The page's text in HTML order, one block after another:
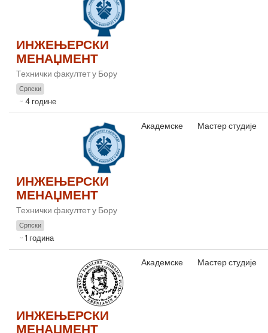
ИНЖЕЊЕРСКИ
МЕНАЏМЕНТ
Технички факултет у Бору
Српски
4 године
ИНЖЕЊЕРСКИ
МЕНАЏМЕНТ
Технички факултет у Бору
Српски
1 година
Академске Мастер студије
ИНЖЕЊЕРСКИ
МЕНАЏМЕНТ
Академске Мастер студије